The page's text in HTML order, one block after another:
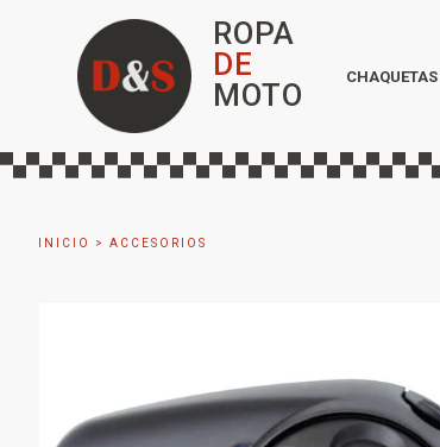
ROPA
DE
MOTO
CHAQUETAS
INICIO > ACCESORIOS